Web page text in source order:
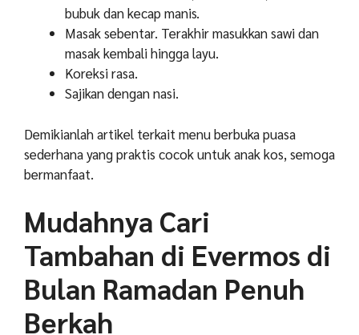
bubuk dan kecap manis.
Masak sebentar. Terakhir masukkan sawi dan
masak kembali hingga layu.
Koreksi rasa.
Sajikan dengan nasi.
Demikianlah artikel terkait menu berbuka puasa
sederhana yang praktis cocok untuk anak kos, semoga
bermanfaat.
Mudahnya Cari
Tambahan di Evermos di
Bulan Ramadan Penuh
Berkah